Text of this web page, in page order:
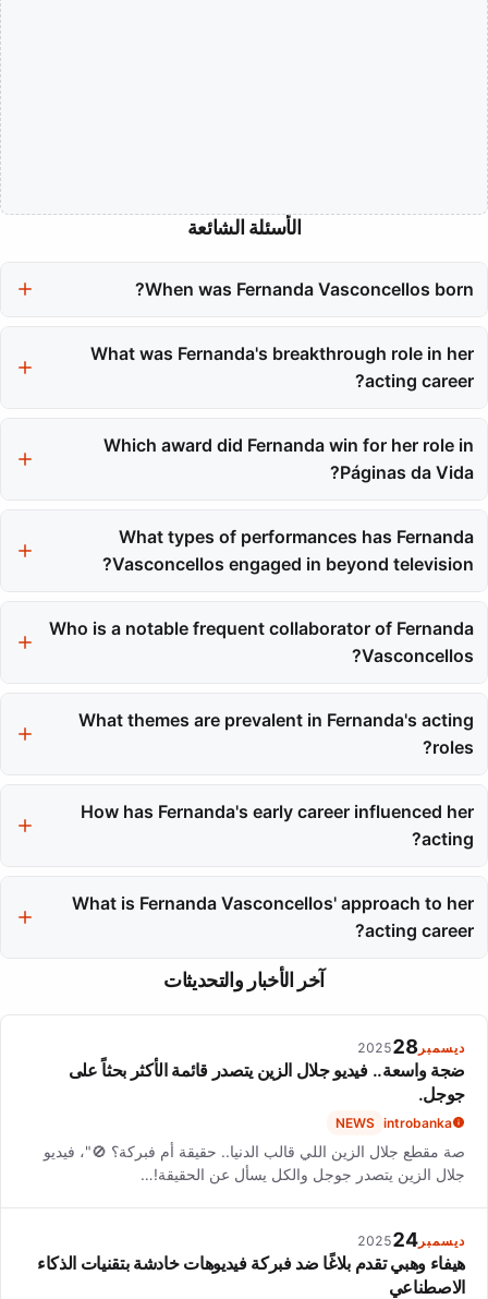
الأسئلة الشائعة
When was Fernanda Vasconcellos born?
What was Fernanda's breakthrough role in her
acting career?
Malhação in 2005.
Which award did Fernanda win for her role in
Páginas da Vida?
for her role as Nanda in Páginas da Vida.
What types of performances has Fernanda
Vasconcellos engaged in beyond television?
dubbing, showcasing her versatility across different
performance platforms.
Who is a notable frequent collaborator of Fernanda
Vasconcellos?
worked together on multiple projects, including Malhação and
Tempos Modernos.
What themes are prevalent in Fernanda's acting
roles?
character complexity, allowing her to convey vulnerability and
authenticity.
How has Fernanda's early career influenced her
acting?
provided her with essential skills like camera presence and
physical expression, which have greatly benefited her acting
What is Fernanda Vasconcellos' approach to her
acting career?
Fernanda focuses on character depth and consistency in her
roles, believing in the importance of letting the performance
آخر الأخبار والتحديثات
ديسمبر 28
2025
ضجة واسعة.. فيديو جلال الزين يتصدر قائمة الأكثر بحثاً على
جوجل.
introbanka
NEWS
صة مقطع جلال الزين اللي قالب الدنيا.. حقيقة أم فبركة؟ 🚫"، فيديو
جلال الزين يتصدر جوجل والكل يسأل عن الحقيقة!…
ديسمبر 24
2025
هيفاء وهبي تقدم بلاغًا ضد فبركة فيديوهات خادشة بتقنيات الذكاء
الاصطناعي